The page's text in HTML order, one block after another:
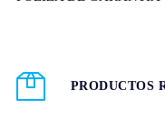
PRODUCTOS